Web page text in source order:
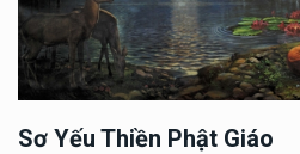
Sơ Yếu Thiền Phật Giáo